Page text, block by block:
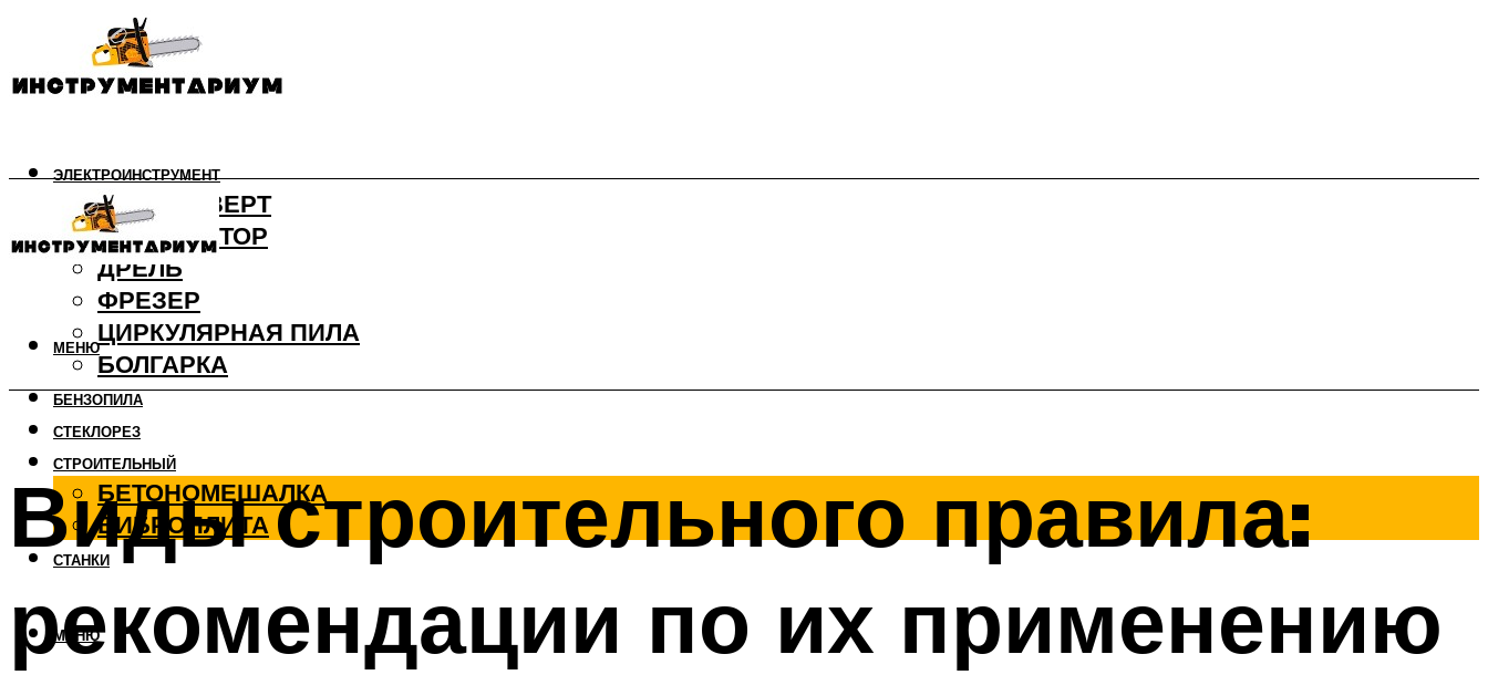
ЭЛЕКТРОИНСТРУМЕНТ
ШУРУПОВЕРТ
ПЕРФОРАТОР
ДРЕЛЬ
ФРЕЗЕР
ЦИРКУЛЯРНАЯ ПИЛА
БОЛГАРКА
БЕНЗОПИЛА
СТЕКЛОРЕЗ
СТРОИТЕЛЬНЫЙ
БЕТОНОМЕШАЛКА
ВИБРОПЛИТА
СТАНКИ
МЕНЮ
МЕНЮ
Виды строительного правила:
рекомендации по их применению